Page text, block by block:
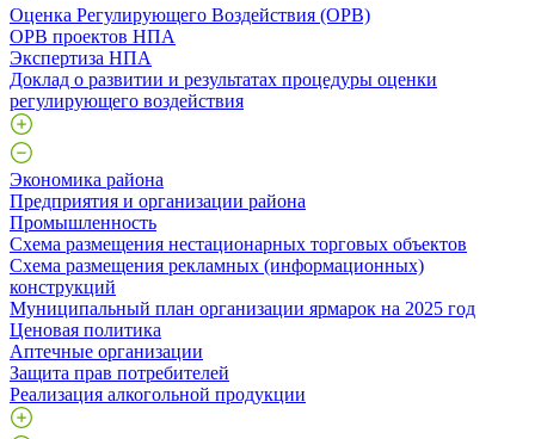
Оценка Регулирующего Воздействия (ОРВ)
ОРВ проектов НПА
Экспертиза НПА
Доклад о развитии и результатах процедуры оценки
регулирующего воздействия
Экономика района
Предприятия и организации района
Промышленность
Схема размещения нестационарных торговых объектов
Схема размещения рекламных (информационных)
конструкций
Муниципальный план организации ярмарок на 2025 год
Ценовая политика
Аптечные организации
Защита прав потребителей
Реализация алкогольной продукции